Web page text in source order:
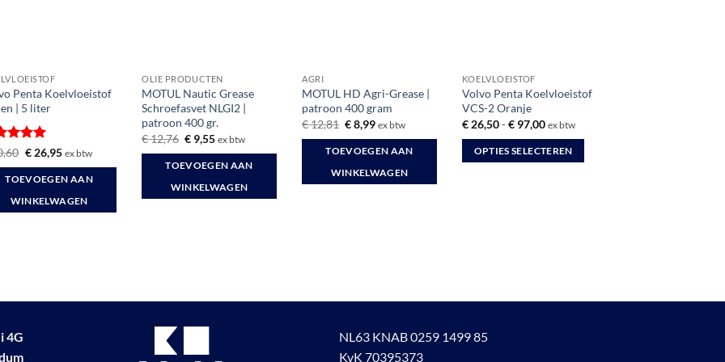
Penta Koelvloeistof
| 5 liter
Oorspronkelijke
was:
€ 30,60.
€26,95Huidige
is:
€ 26,95.
ex btw
TOEVOEGEN AAN
WINKELWAGEN
OLIE PRODUCTEN
MOTUL Nautic Grease
Schroefasvet NLGI2 |
patroon 400 gr.
€12,76 Oorspronkelijke
prijs
was:
€ 12,76.
€ 9,55Huidige
is:
€ 9,55.
ex btw
TOEVOEGEN AAN
WINKELWAGEN
AGRI
MOTUL HD Agri-Grease |
patroon 400 gram
€12,81 Oorspronkelijke
prijs
was:
€ 12,81.
€8,99Huidige
is:
€ 8,99.
ex btw
TOEVOEGEN AAN
WINKELWAGEN
KOELVLOEISTOF
Volvo Penta Koelvloeistof
VCS-2 Oranje
€26,50-€97,00Prijsklasse:
tot
€ 97,00
ex btw
OPTIES SELECTEREN
kan
worden
4G
NL63 KNAB 0259 1499 85
KvK 70395373